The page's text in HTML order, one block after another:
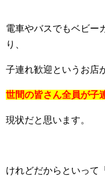
電車やバスでもベビー
り、
子連れ歓迎というお店
世間の皆さん全員が子
現状だと思います。
けれどだからといって